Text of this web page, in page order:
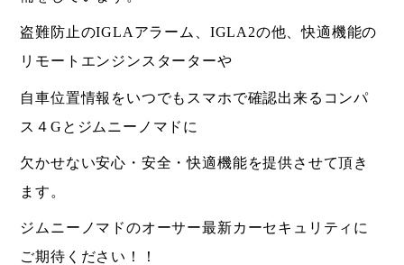
盗難防止のIGLAアラーム、IGLA2の他、快適機能の
リモートエンジンスターターや
自車位置情報をいつでもスマホで確認出来るコンパ
ス４Gとジムニーノマドに
欠かせない安心・安全・快適機能を提供させて頂き
ます。
ジムニーノマドのオーサー最新カーセキュリティに
ご期待ください！！